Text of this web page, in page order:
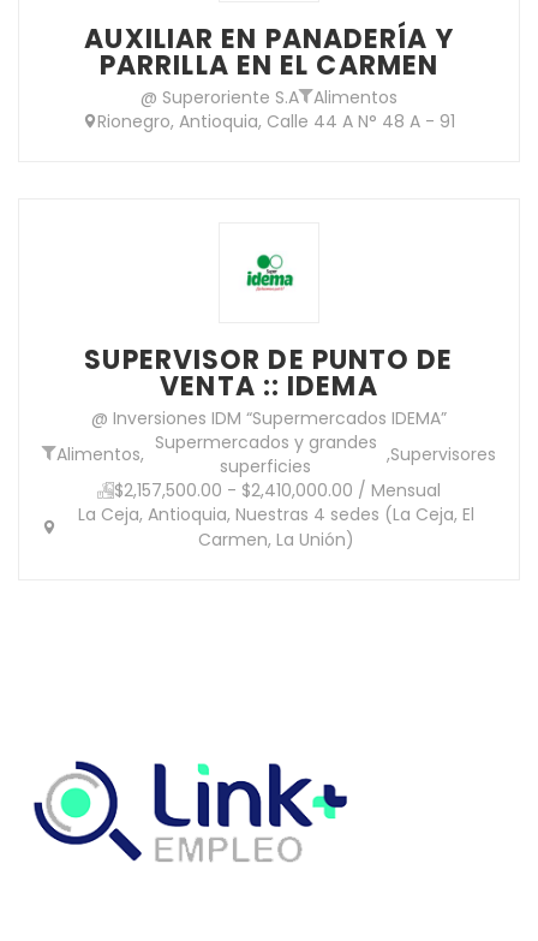
AUXILIAR EN PANADERÍA Y
PARRILLA EN EL CARMEN
@ Superoriente S.A Alimentos
Rionegro, Antioquia, Calle 44 A N° 48 A - 91
SUPERVISOR DE PUNTO DE
VENTA :: IDEMA
@ Inversiones IDM “Supermercados IDEMA”
Alimentos, Supermercados y grandes
superficies
,Supervisores
$2,157,500.00 - $2,410,000.00 / Mensual
La Ceja, Antioquia, Nuestras 4 sedes (La Ceja, El
Carmen, La Unión)